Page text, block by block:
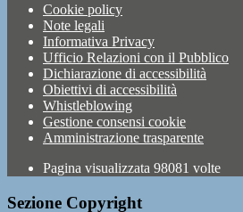
Cookie policy
Note legali
Informativa Privacy
Ufficio Relazioni con il Pubblico
Dichiarazione di accessibilità
Obiettivi di accessibilità
Whistleblowing
Gestione consensi cookie
Amministrazione trasparente
Pagina visualizzata 98081 volte
Sezione Copyright